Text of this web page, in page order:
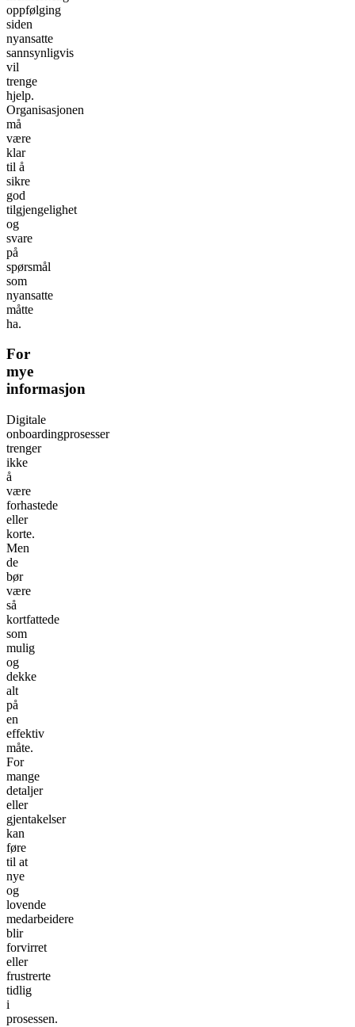
oppfølging
siden
nyansatte
sannsynligvis
vil
trenge
hjelp.
Organisasjonen
må
være
klar
til å
sikre
god
tilgjengelighet
og
svare
på
spørsmål
som
nyansatte
måtte
ha.
For
mye
informasjon
Digitale
onboardingprosesser
trenger
ikke
å
være
forhastede
eller
korte.
Men
de
bør
være
så
kortfattede
som
mulig
og
dekke
alt
på
en
effektiv
måte.
For
mange
detaljer
eller
gjentakelser
kan
føre
til at
nye
og
lovende
medarbeidere
blir
forvirret
eller
frustrerte
tidlig
i
prosessen.